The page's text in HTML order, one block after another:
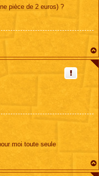
pièce de 2 euros) ?
moi toute seule